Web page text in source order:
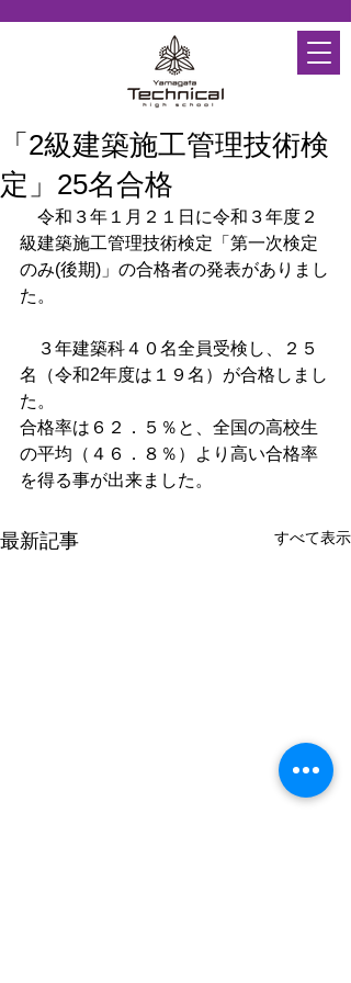
「2級建築施工管理技術検
定」25名合格
令和３年１月２１日に令和３年度２
級建築施工管理技術検定「第一次検定
のみ(後期)」の合格者の発表がありまし
た。
３年建築科４０名全員受検し、２５
名（令和2年度は１９名）が合格しまし
た。
合格率は６２．５％と、全国の高校生
の平均（４６．８％）より高い合格率
を得る事が出来ました。
最新記事 すべて表示